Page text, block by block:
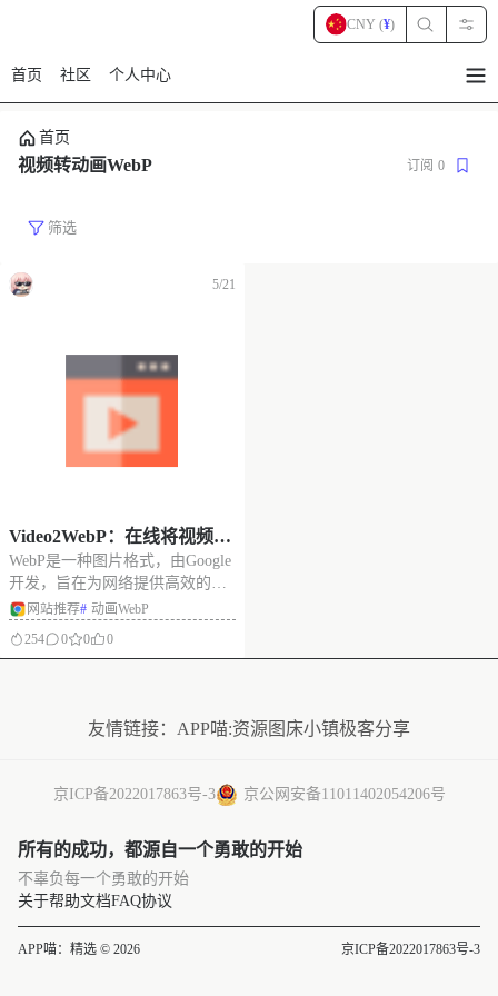
首页 社区 个人中心
CNY (¥)
首页
视频转动画WebP 订阅 0
筛选
5/21
Video2WebP：在线将视频转
换为动画 WebP的小工具
WebP是一种图片格式，由Google
开发，旨在为网络提供高效的无
损和有损压缩，可以显著减少图
图像质量. 把多个图片帧串联起
格式，结合了WebP图
网站推荐# 动画WebP
254
0 0 0
友情链接： APP喵:资源 图床小镇极客分享
京ICP备2022017863号-3 京公网安备11011402054206号
所有的成功，都源自一个勇敢的开始
不辜负每一个勇敢的开始
关于帮助文档FAQ协议
APP喵：精选 © 2026 京ICP备2022017863号-3